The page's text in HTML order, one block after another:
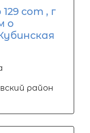
сот , г
о
район